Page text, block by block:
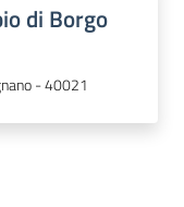
di Borgo
- 40021